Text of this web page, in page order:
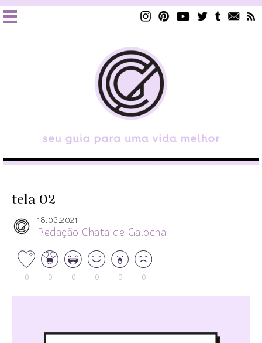
tela 02
18.06.2021
Redação Chata de Galocha
0 0 0 0 0 0